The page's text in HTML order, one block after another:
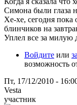
Симона были глаза
Хе-хе, сегодня
блинчиков на
Уплел все за милую
Войдите или
возможность
Пт, 17/12/2010 -
Vesta
участник